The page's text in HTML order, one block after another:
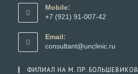
в
вашем
приложении
Mobile:
+7 (921) 91-007-42
в
вашем
Email:
consultant@unclinic.ru
ФИЛИАЛ НА М. ПР. БОЛЬШЕВИКОВ